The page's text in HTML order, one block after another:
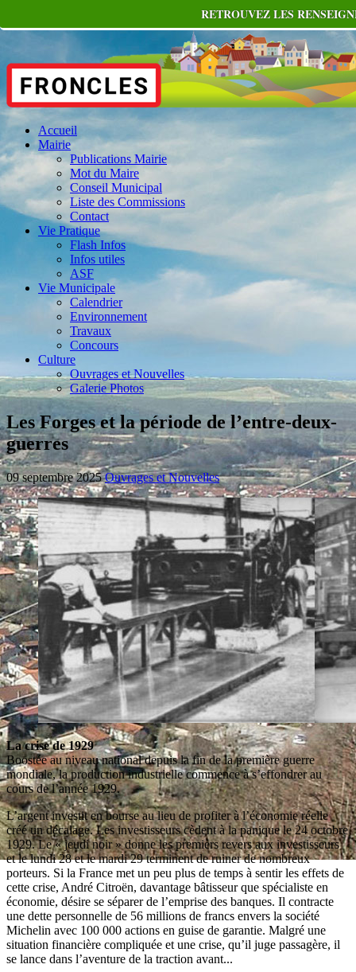
Accueil
Mairie
Publications Mairie
Mot du Maire
Conseil Municipal
Liste des Commissions
Contact
Vie Pratique
Flash Infos
Infos utiles
ASF
Vie Municipale
Calendrier
Environnement
Travaux
Concours
Culture
Ouvrages et Nouvelles
Galerie Photos
Les Forges et la période de l’entre-deux-
guerres
09 septembre 2025Ouvrages et Nouvelles
La crise de 1929
Boostée au niveau national depuis la fin de la première guerre
mondiale, la production industrielle commence à s’effondrer au
cours de l’année 1929.
L’argent investit en bourse au lieu de profiter à l’économie réelle
créé un décalage. Les investisseurs cèdent à la panique le 24 octobre
1929. Le « jeudi noir » donne les premiers revers aux investisseurs
et le lundi 28 et le mardi 29 terminent de ruiner de nombreux
porteurs. Si la France met un peu plus de temps à sentir les effets de
cette crise, André Citroën, davantage bâtisseur que spécialiste en
économie, désire se séparer de l’emprise des banques. Il contracte
une dette personnelle de 56 millions de francs envers la société
Michelin avec 100 000 actions en guise de garantie. Malgré une
situation financière compliquée et une crise, qu’il juge passagère, il
se lance dans l’aventure de la traction avant...
RETROUVEZ LES